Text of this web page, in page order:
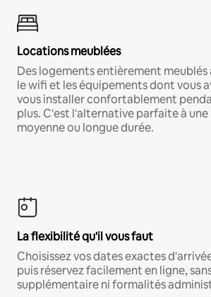
Locations meublées
Des logements entièrement meublés
le wifi et les équipements dont vous
vous installer confortablement
plus. C'est l'alternative parfaite à
moyenne ou longue durée.
La flexibilité qu'il vous faut
Choisissez vos dates exactes
puis réservez facilement en ligne,
supplémentaire ni formalités